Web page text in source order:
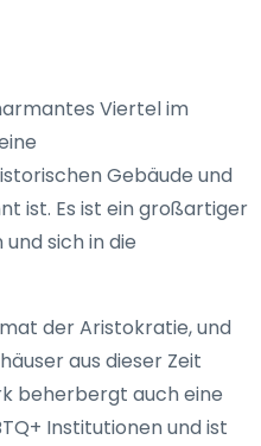
Viertel im
Gebäude und
ist. Es ist ein großartiger
sich in die
der Aristokratie, und
aus dieser Zeit
beherbergt auch eine
Institutionen und ist